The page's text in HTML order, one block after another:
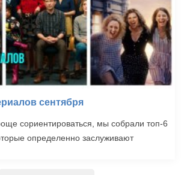
сентября
сориентироваться, мы собрали топ-6
определенно заслуживают